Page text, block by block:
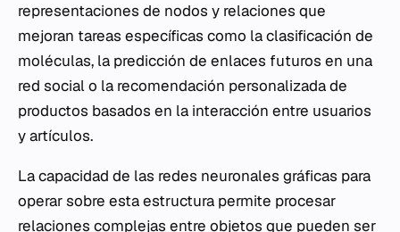
representaciones de nodos y relaciones que
mejoran tareas específicas como la clasificación de
moléculas, la predicción de enlaces futuros en una
red social o la recomendación personalizada de
productos basados en la interacción entre usuarios
y artículos.
La capacidad de las redes neuronales gráficas para
operar sobre esta estructura permite procesar
relaciones complejas entre objetos que pueden ser